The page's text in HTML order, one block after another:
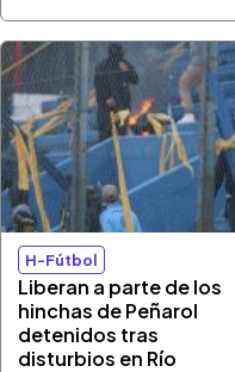
H-Fútbol
Liberan a parte de los
hinchas de Peñarol
detenidos tras
disturbios en Río